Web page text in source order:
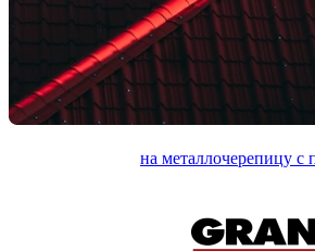
на металлочерепицу